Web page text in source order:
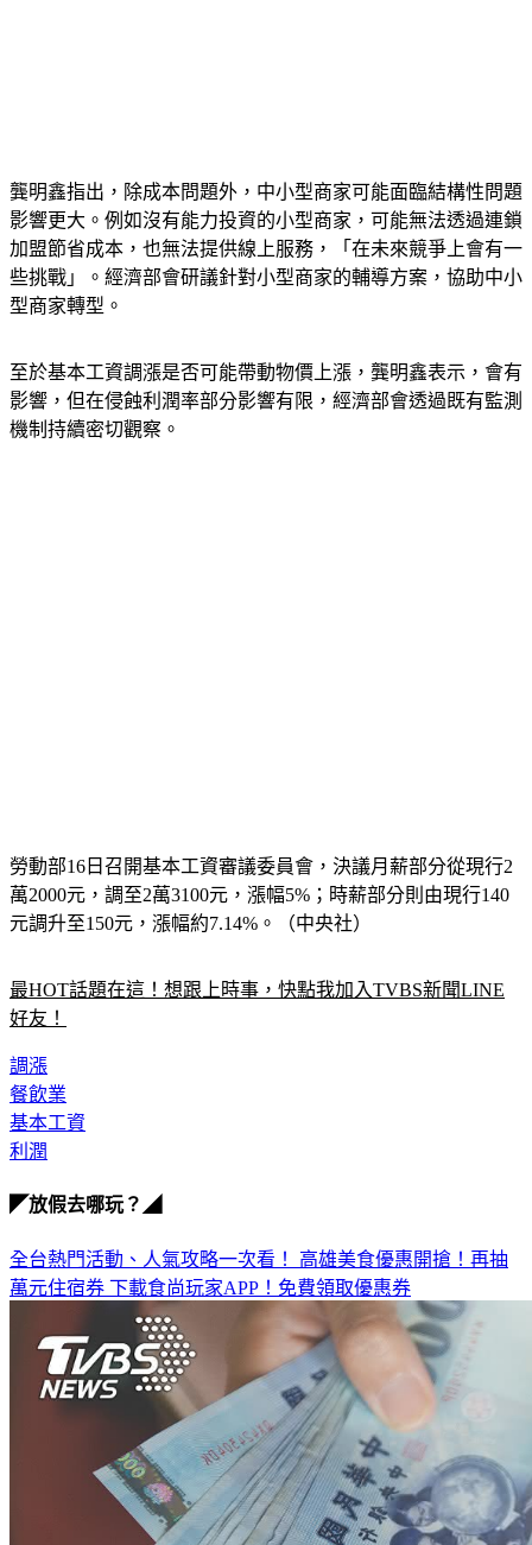
龔明鑫指出，除成本問題外，中小型商家可能面臨結構性問題
影響更大。例如沒有能力投資的小型商家，可能無法透過連鎖
加盟節省成本，也無法提供線上服務，「在未來競爭上會有一
些挑戰」。經濟部會研議針對小型商家的輔導方案，協助中小
型商家轉型。
至於基本工資調漲是否可能帶動物價上漲，龔明鑫表示，會有
影響，但在侵蝕利潤率部分影響有限，經濟部會透過既有監測
機制持續密切觀察。
勞動部16日召開基本工資審議委員會，決議月薪部分從現行2
萬2000元，調至2萬3100元，漲幅5%；時薪部分則由現行140
元調升至150元，漲幅約7.14%。（中央社）
最HOT話題在這！想跟上時事，快點我加入TVBS新聞LINE
好友！
調漲
餐飲業
基本工資
利潤
◤放假去哪玩？◢
全台熱門活動、人氣攻略一次看！ 高雄美食優惠開搶！再抽
萬元住宿券 下載食尚玩家APP！免費領取優惠券